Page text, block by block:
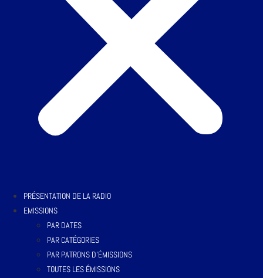
PRÉSENTATION DE LA RADIO
EMISSIONS
PAR DATES
PAR CATÉGORIES
PAR PATRONS D’ÉMISSIONS
TOUTES LES ÉMISSIONS